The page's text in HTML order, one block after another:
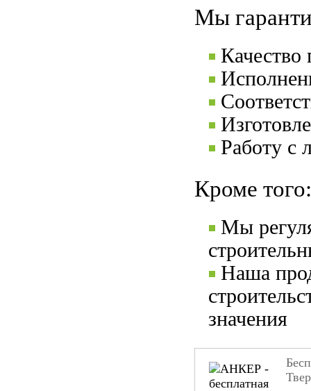
Мы
Качество
Работу с
Кроме того:
Мы
Наша
значения